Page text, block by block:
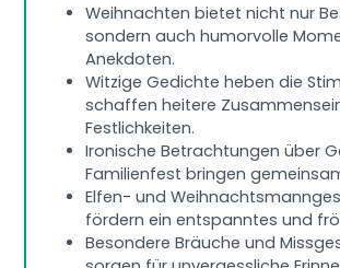
Weihnachten bietet nicht nur
sondern auch humorvolle
Anekdoten.
Witzige Gedichte heben die
schaffen heitere
Festlichkeiten.
Ironische Betrachtungen über
Familienfest bringen
Elfen- und
fördern ein entspanntes und
Besondere Bräuche und